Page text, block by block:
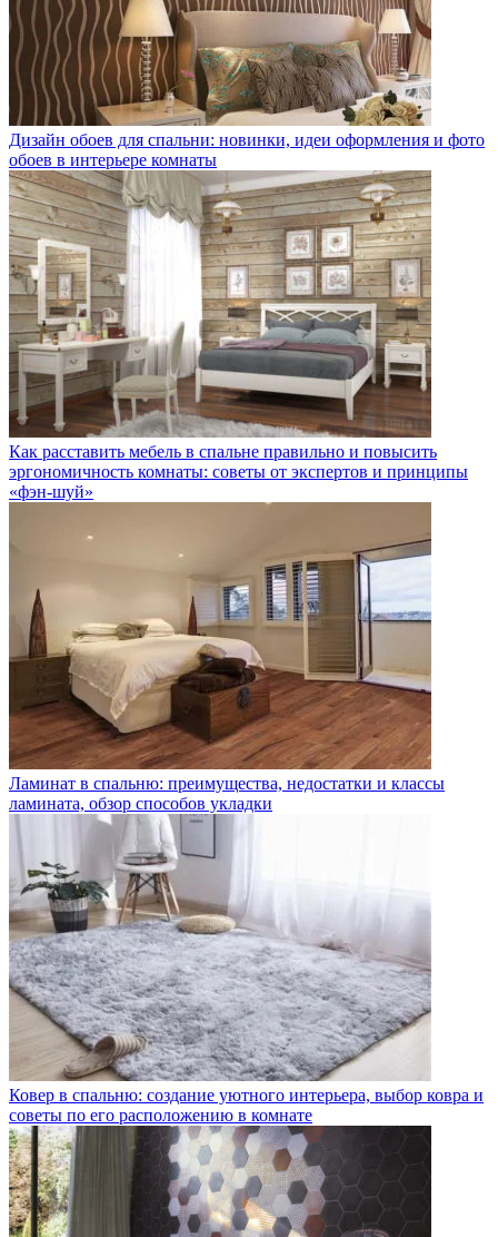
Дизайн обоев для спальни: новинки, идеи оформления и фото
обоев в интерьере комнаты
Как расставить мебель в спальне правильно и повысить
эргономичность комнаты: советы от экспертов и принципы
«фэн-шуй»
Ламинат в спальню: преимущества, недостатки и классы
ламината, обзор способов укладки
Ковер в спальню: создание уютного интерьера, выбор ковра и
советы по его расположению в комнате